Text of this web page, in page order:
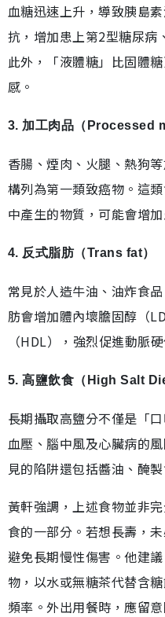
血糖迅速上升，導致胰島
抗，增加患上第2型糖尿病
此外，「液體糖」比固體
感。
3. 加工肉品（Processed
香腸、煙肉、火腿、熱狗
構列為第一類致癌物。這
中產生的物質，可能會增
4. 反式脂肪（Trans fat）
常見於人造牛油、油炸食
肪會增加體內壞膽固醇（
（HDL），強烈促進動脈
5. 高鹽飲食（High Salt
長期攝取高鹽分不僅是「
血壓、腦中風及心臟病的
見的陷阱還包括醬油、醃
黃軒強調，上述食物並非
食的一部分。若想長壽，
避免長期慢性傷害。他建
物，以水或無糖茶代替含
頻率。外出用餐時，應留